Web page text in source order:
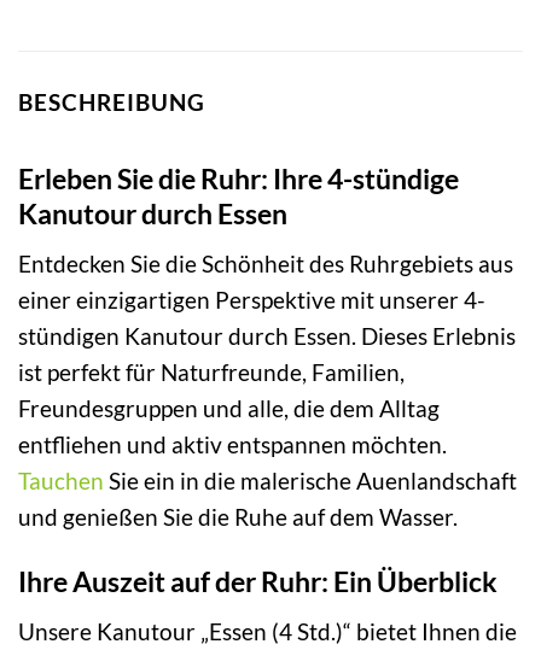
BESCHREIBUNG
Erleben Sie die Ruhr: Ihre 4-stündige
Kanutour durch Essen
Entdecken Sie die Schönheit des Ruhrgebiets aus
einer einzigartigen Perspektive mit unserer 4-
stündigen Kanutour durch Essen. Dieses Erlebnis
ist perfekt für Naturfreunde, Familien,
Freundesgruppen und alle, die dem Alltag
entfliehen und aktiv entspannen möchten.
Tauchen Sie ein in die malerische Auenlandschaft
und genießen Sie die Ruhe auf dem Wasser.
Ihre Auszeit auf der Ruhr: Ein Überblick
Unsere Kanutour „Essen (4 Std.)“ bietet Ihnen die